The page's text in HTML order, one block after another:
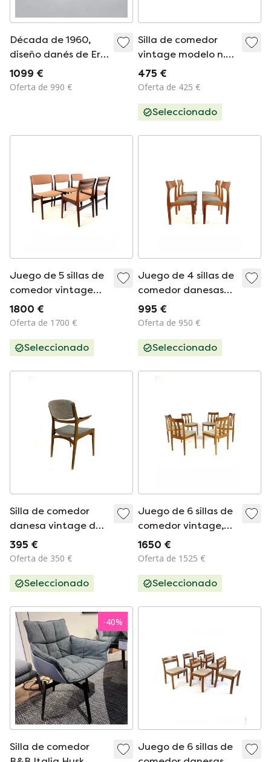
Década de 1960,
diseño danés de Erik
Buch, juego de 4
sillas de comedor
1099 €
Oferta de 990 €
Silla de comedor
vintage modelo n.º
50, Erik Buch '70
475 €
Oferta de 425 €
Seleccionado
Juego de 5 sillas de
comedor vintage
restauradas Hans
Olsen '60
1800 €
Oferta de 1700 €
Seleccionado
Juego de 4 sillas de
comedor danesas
restauradas de los
años 60
995 €
Oferta de 950 €
Seleccionado
Silla de comedor
danesa vintage de
los años 60
395 €
Oferta de 350 €
Seleccionado
Juego de 6 sillas de
comedor vintage,
Vamdrup Stolefabrik
'70
1650 €
Oferta de 1525 €
Seleccionado
-40%
Silla de comedor
Juego de 6 sillas de